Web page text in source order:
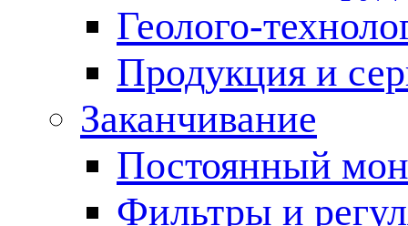
Геолого-
Продукция и
Заканчивание
Постоянный
Фильтры и